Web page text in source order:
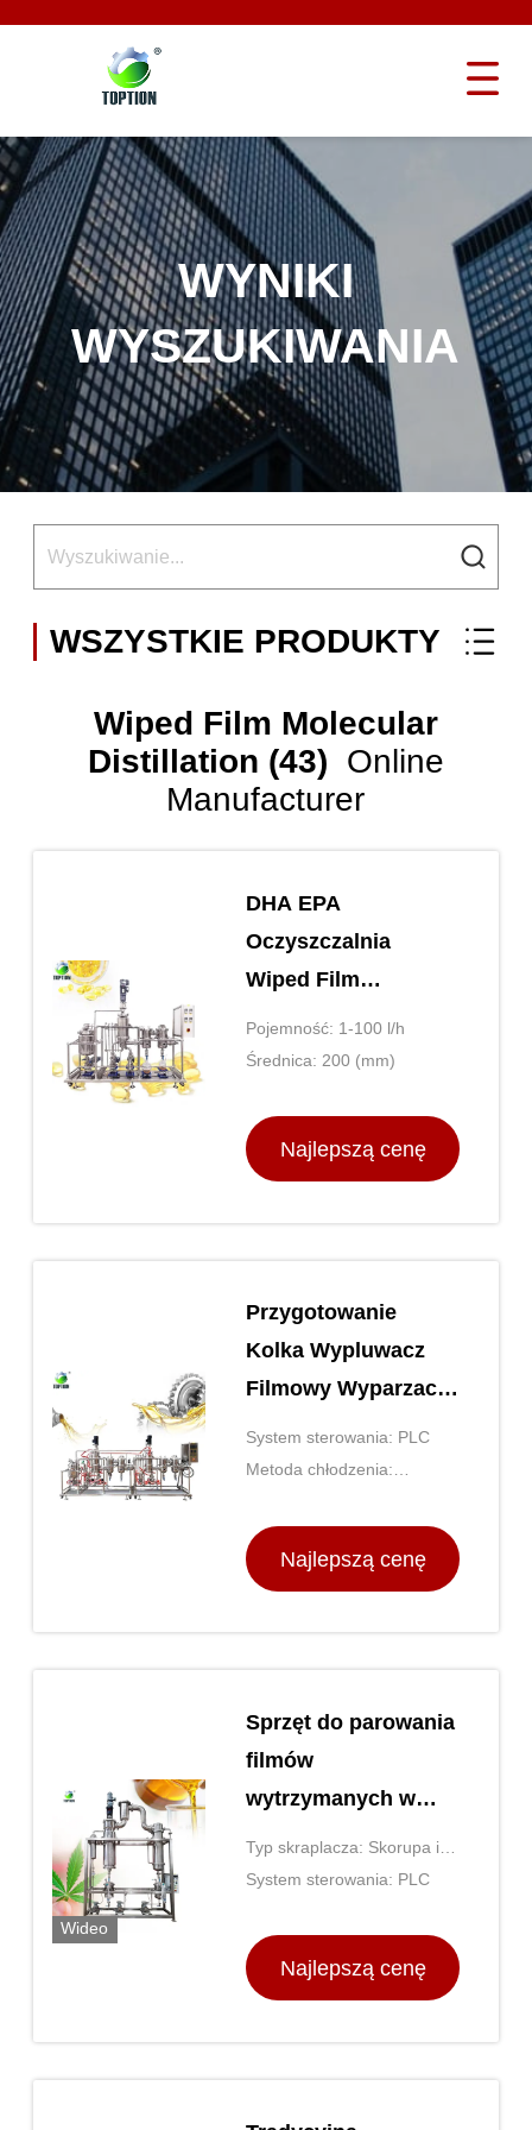
WYNIKI
WYSZUKIWANIA
WSZYSTKIE PRODUKTY
Wiped Film Molecular
Distillation (43) Online
Manufacturer
DHA EPA
Oczyszczalnia
Wiped Film
Evaporator TOPTION
Short Path
Pojemność: 1-100 l/h
Średnica: 200 (mm)
Najlepszą cenę
Przygotowanie
Kolka Wypluwacz
Filmowy Wyparzacz
Destylacja
molekularna
System sterowania: PLC
Metoda chłodzenia:
Najlepszą cenę
Wideo
Sprzęt do parowania
filmów
wytrzymanych w
przemyśle CBD
Typ skraplacza: Skorupa i
rura
System sterowania: PLC
Najlepszą cenę